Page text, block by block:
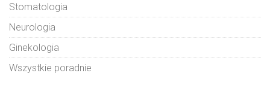
Stomatologia
Neurologia
Ginekologia
Wszystkie poradnie